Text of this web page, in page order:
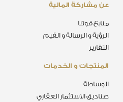
المنتجات و الخدمات
الوساطة
صناديق الاستثمار العقاري
عن مشاركة المالية
منابع قوتنا
الرؤية و الرسالة و القيم
التقارير